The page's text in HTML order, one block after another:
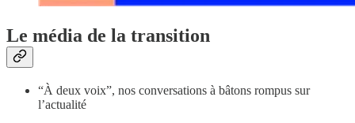
Le média de la transition
“À deux voix”, nos conversations à bâtons rompus sur
l’actualité